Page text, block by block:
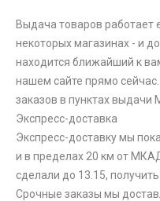
Выдача товаров работает
некоторых магазинах - и
находится ближайший к
нашем сайте прямо
заказов в пунктах выдачи
Экспресс-доставка
Экспресс-доставку мы
и в пределах 20 км от
сделали до 13.15,
Срочные заказы мы